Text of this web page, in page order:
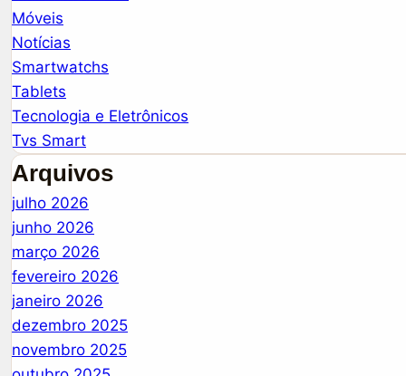
Móveis
Notícias
Smartwatchs
Tablets
Tecnologia e Eletrônicos
Tvs Smart
Arquivos
julho 2026
junho 2026
março 2026
fevereiro 2026
janeiro 2026
dezembro 2025
novembro 2025